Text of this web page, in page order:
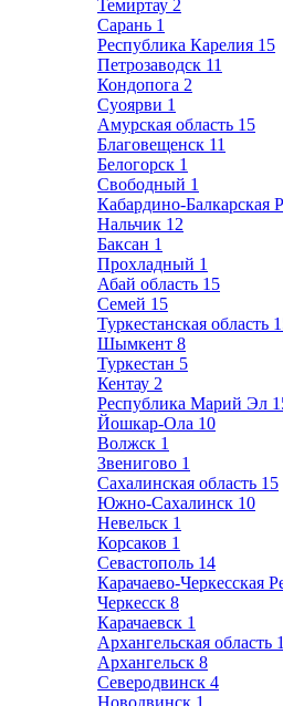
Темиртау 2
Сарань 1
Республика Карелия 15
Петрозаводск 11
Кондопога 2
Суоярви 1
Амурская область 15
Благовещенск 11
Белогорск 1
Свободный 1
Кабардино-Балкарская
Нальчик 12
Баксан 1
Прохладный 1
Абай область 15
Семей 15
Туркестанская область
Шымкент 8
Туркестан 5
Кентау 2
Республика Марий Эл
Йошкар-Ола 10
Волжск 1
Звенигово 1
Сахалинская область 15
Южно-Сахалинск 10
Невельск 1
Корсаков 1
Севастополь 14
Карачаево-Черкесская
Черкесск 8
Карачаевск 1
Архангельская область
Архангельск 8
Северодвинск 4
Новодвинск 1